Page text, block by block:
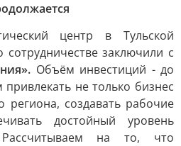
центр в Тульской
заключили с
Объём инвестиций - до
не только бизнес
создавать рабочие
достойный уровень
на то, что